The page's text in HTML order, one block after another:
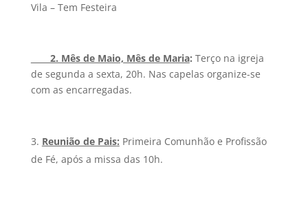
Vila – Tem Festeira
2. Mês de Maio, Mês de Maria: Terço na igreja
de segunda a sexta, 20h. Nas capelas organize-se
com as encarregadas.
Reunião de Pais: Primeira Comunhão e Profissão
de Fé, após a missa das 10h.